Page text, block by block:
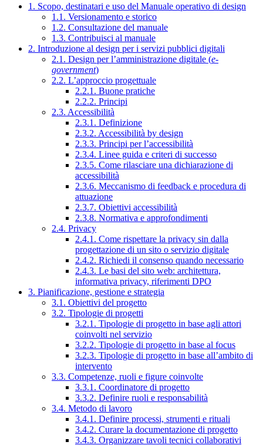
1. Scopo, destinatari e uso del Manuale operativo di design
1.1. Versionamento e storico
1.2. Consultazione del manuale
1.3. Contribuisci al manuale
2. Introduzione al design per i servizi pubblici digitali
2.1. Design per l’amministrazione digitale (e-
government)
2.2. L’approccio progettuale
2.2.1. Buone pratiche
2.2.2. Principi
2.3. Accessibilità
2.3.1. Definizione
2.3.2. Accessibilità by design
2.3.3. Principi per l’accessibilità
2.3.4. Linee guida e criteri di successo
2.3.5. Come rilasciare una dichiarazione di
accessibilità
2.3.6. Meccanismo di feedback e procedura di
attuazione
2.3.7. Obiettivi accessibilità
2.3.8. Normativa e approfondimenti
2.4. Privacy
2.4.1. Come rispettare la privacy sin dalla
progettazione di un sito o servizio digitale
2.4.2. Richiedi il consenso quando necessario
2.4.3. Le basi del sito web: architettura,
informativa privacy, riferimenti DPO
3. Pianificazione, gestione e strategia
3.1. Obiettivi del progetto
3.2. Tipologie di progetti
3.2.1. Tipologie di progetto in base agli attori
coinvolti nel servizio
3.2.2. Tipologie di progetto in base al focus
3.2.3. Tipologie di progetto in base all’ambito di
intervento
3.3. Competenze, ruoli e figure coinvolte
3.3.1. Coordinatore di progetto
3.3.2. Definire ruoli e responsabilità
3.4. Metodo di lavoro
3.4.1. Definire processi, strumenti e rituali
3.4.2. Curare la documentazione di progetto
3.4.3. Organizzare tavoli tecnici collaborativi